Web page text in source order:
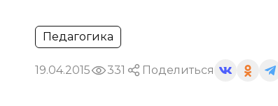
Педагогика
19.04.2015 331 Поделиться